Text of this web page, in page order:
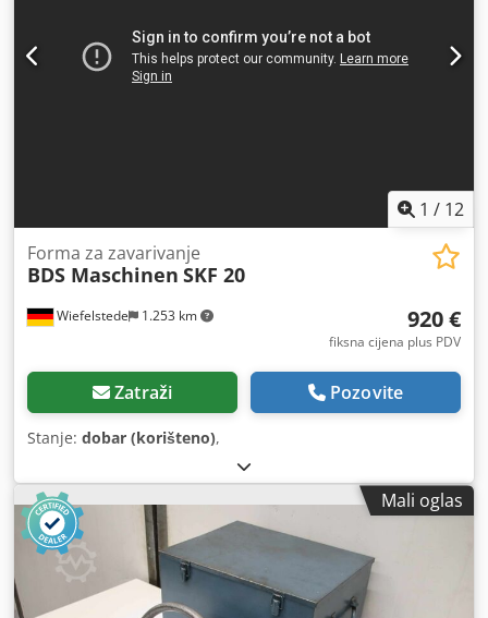
1 / 12
Wiefelstede 1.253 km
Forma za zavarivanje
BDS Maschinen SKF 20
920 €
fiksna cijena plus PDV
Zatraži Pozovite
Stanje: dobar (korišteno),
Mali oglas